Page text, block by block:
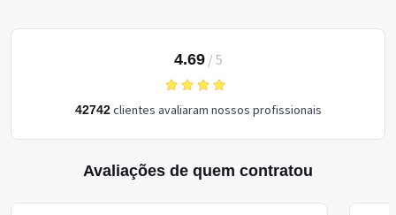
4.69/ 5
42742clientes avaliaram nossos profissionais
Avaliações de quem contratou